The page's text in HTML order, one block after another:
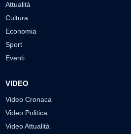
Attualità
Cultura
Economia
Sport
Eventi
VIDEO
Video Cronaca
Video Politica
Video Attualità